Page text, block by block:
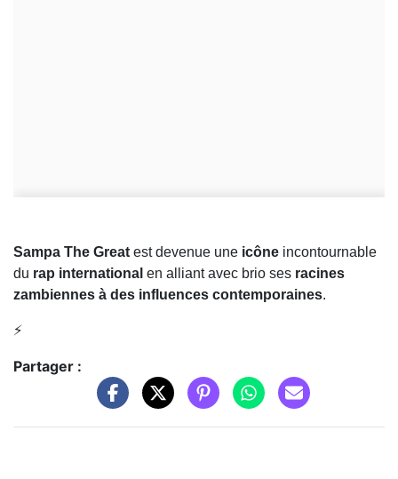
Sampa The Great est devenue une icône incontournable
du rap international en alliant avec brio ses racines
zambiennes à des influences contemporaines.
⚡️
Partager :